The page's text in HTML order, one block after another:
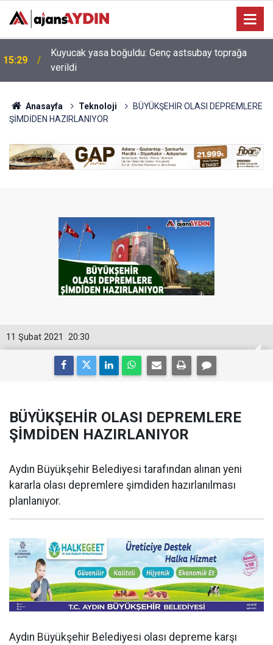
14:23
Erdoğan'ın müjdesi hayata geçiyor! Aydın Şehir
Hastanesi'nde ilk adım atıldı
Anasayfa Teknoloji
BÜYÜKŞEHİR OLASI DEPREMLERE
ŞİMDİDEN HAZIRLANIYOR
20:30
11 Şubat 2021
BÜYÜKŞEHİR OLASI DEPREMLERE
ŞİMDİDEN HAZIRLANIYOR
Aydın Büyükşehir Belediyesi tarafından alınan yeni
kararla olası depremlere şimdiden hazırlanılması
planlanıyor.
Aydın Büyükşehir Belediyesi olası depreme karşı